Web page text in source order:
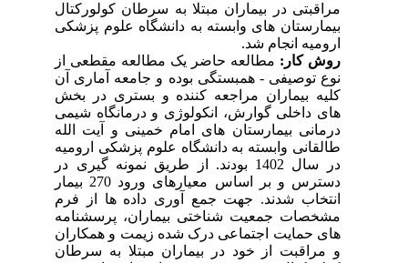
مراقبتی در بیماران مبتلا به سرطان کولورکتال
بیمارستان های وابسته به دانشگاه علوم پزشکی
ارومیه انجام شد.
روش‌ کار: مطالعه حاضر یک مطالعه مقطعی از
نوع توصیفی - همبستگی بوده و جامعه آماری آن
کلیه بیماران مراجعه کننده و بستری در بخش
های داخلی گوارش، انکولوژی و درمانگاه شیمی
درمانی بیمارستان های امام خمینی و آیت الله
طالقانی وابسته به دانشگاه علوم پزشکی ارومیه
در سال 1402 بودند. از طریق نمونه گیری در
دسترس و بر اساس معیارهای ورود 270 بیمار
انتخاب شدند. جهت جمع آوری داده ها از فرم
مشخصات جمعیت شناختی بیماران، پرسشنامه
های حمایت اجتماعی درک شده زیمت و همکاران
و مراقبت از خود در بیماران مبتلا به سرطان